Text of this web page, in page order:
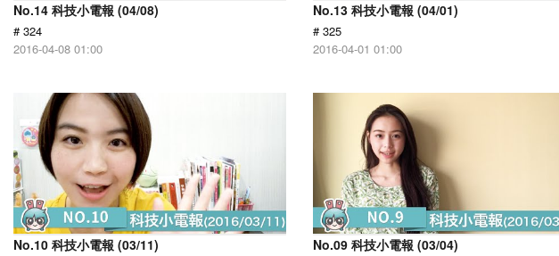
No.14 科技小電報 (04/08)
# 324
2016-04-08 01:00
No.13 科技小電報 (04/01)
# 325
2016-04-01 01:00
No.10 科技小電報 (03/11) No.09 科技小電報 (03/04)